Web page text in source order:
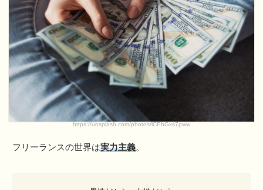
https://unsplash.com/photos/lCPhGxs7pww
フリーランスの世界は実力主義。